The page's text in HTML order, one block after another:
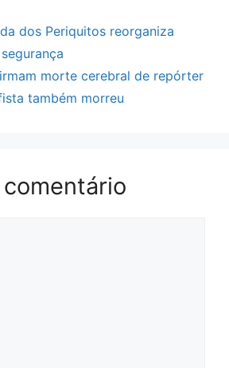
dos Periquitos reorganiza
morte cerebral de repórter
também morreu